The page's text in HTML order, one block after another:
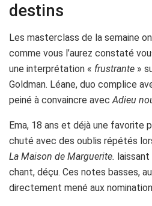
destins
Les masterclass de la semaine
comme vous l’aurez constaté
une interprétation « frustrante »
Goldman. Léane, duo complice
peiné à convaincre avec Adieu
Ema, 18 ans et déjà une favorite
chuté avec des oublis répétés
La Maison de Marguerite.
chant, déçu. Ces notes basses,
directement mené aux